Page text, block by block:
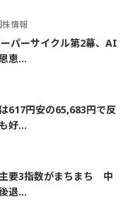
株情報
パーサイクル第2幕、AI
恵...
617円安の65,683円で反
好...
主要3指数がまちまち 中
退...